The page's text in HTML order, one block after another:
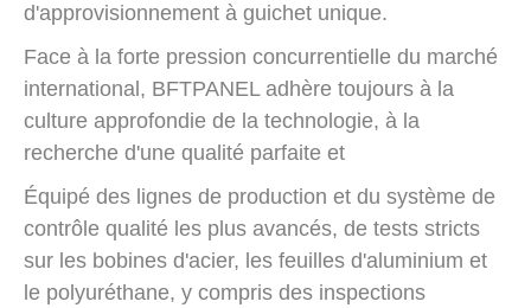
d'approvisionnement à guichet unique.
Face à la forte pression concurrentielle du marché
international, BFTPANEL adhère toujours à la
culture approfondie de la technologie, à la
recherche d'une qualité parfaite et
Équipé des lignes de production et du système de
contrôle qualité les plus avancés, de tests stricts
sur les bobines d'acier, les feuilles d'aluminium et
le polyuréthane, y compris des inspections